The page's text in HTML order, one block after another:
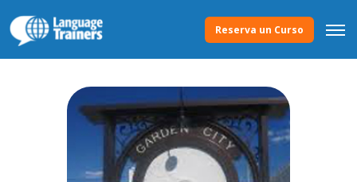
Reserva un Curso